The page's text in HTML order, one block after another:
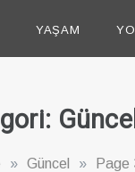
YAŞAM
» Güncel » Page